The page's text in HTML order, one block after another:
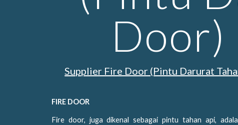
Door)
Supplier Fire Door (Pintu Darurat
FIRE DOOR
Fire door, juga dikenal sebagai pintu tahan api,